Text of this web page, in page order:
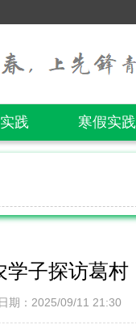
践 寒假实践
学子探访葛
日期：2025/09/11 21:30